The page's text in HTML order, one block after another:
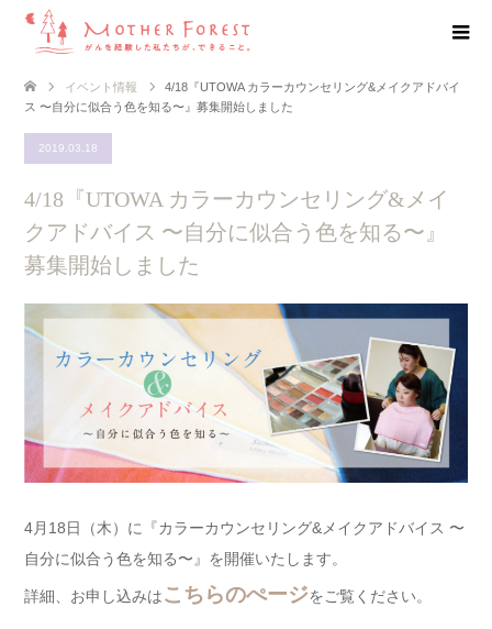
イベント情報
4/18『UTOWA カラーカウンセリング&メイクアドバイ
ス 〜自分に似合う色を知る〜』募集開始しました
2019.03.18
4/18『UTOWA カラーカウンセリング&メイ
クアドバイス 〜自分に似合う色を知る〜』
募集開始しました
4月18日（木）に『カラーカウンセリング&メイクアドバイス 〜
自分に似合う色を知る〜』を開催いたします。
詳細、お申し込みはこちらのぺージをご覧ください。